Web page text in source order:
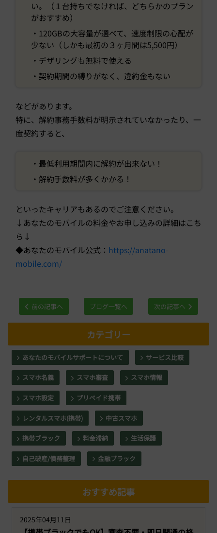
い。（１台持ちでなければ、どちらかのプラン
がおすすめ）
・120GBの大容量が選べて、速度制限の心配が
少ない（しかも最初の３ヶ月間は5,500円）
・デザリングも無料で使える
・契約期間の縛りがなく、違約金もない
などがあります。
特に、解約事務手数料が明示されていなかったり、一
度契約すると、
・最低利用期間内に解約が出来ない！
・解約手数料が多くかかる！
といったキャリアもあるのでご注意ください。
↓あなたのモバイルの料金やお申し込みの詳細はこち
ら↓
◆あなたのモバイル公式： https://anatano-
mobile.com/
前の記事へ ブログ一覧へ 次の記事へ
カテゴリー
あなたのモバイルサポートについて サービス比較
スマホ名義 スマホ審査 スマホ情報
スマホ設定 プリペイド携帯
レンタルスマホ(携帯) 中古スマホ
携帯ブラック 料金滞納 生活保護
自己破産/債務整理 金融ブラック
おすすめ記事
2025年04月11日